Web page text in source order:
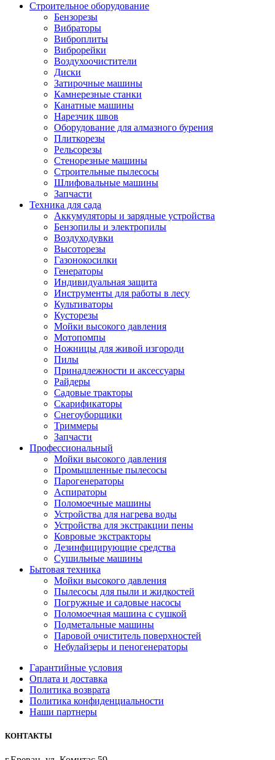
Строительное оборудование
Бензорезы
Вибраторы
Виброплиты
Виброрейки
Воздухоочистители
Диски
Затирочные машины
Камнерезные станки
Канатные машины
Нарезчик швов
Оборудование для алмазного бурения
Плиткорезы
Рельсорезы
Стенорезные машины
Строительные пылесосы
Шлифовальные машины
Запчасти
Техника для сада
Аккумуляторы и зарядные устройства
Бензопилы и электропилы
Воздуходувки
Высоторезы
Газонокосилки
Генераторы
Индивидуальная защита
Инструменты для работы в лесу
Культиваторы
Кусторезы
Мойки высокого давления
Мотопомпы
Ножницы для живой изгороди
Пилы
Принадлежности и аксессуары
Райдеры
Садовые тракторы
Скарификаторы
Снегоуборщики
Триммеры
Запчасти
Профессиональный
Мойки высокого давления
Промышленные пылесосы
Парогенераторы
Аспираторы
Поломоечные машины
Устройства для нагрева воды
Устройства для экстракции пены
Ковровые экстракторы
Дезинфицирующие средства
Сушильные машины
Бытовая техника
Мойки высокого давления
Пылесосы для пыли и жидкостей
Погружные и садовые насосы
Поломоечная машина с сушкой
Подметальные машины
Паровой очиститель поверхностей
Небулайзеры и пеногенераторы
Гарантийные условия
Оплата и доставка
Политика возврата
Политика конфиденциальности
Наши партнеры
КОНТАКТЫ